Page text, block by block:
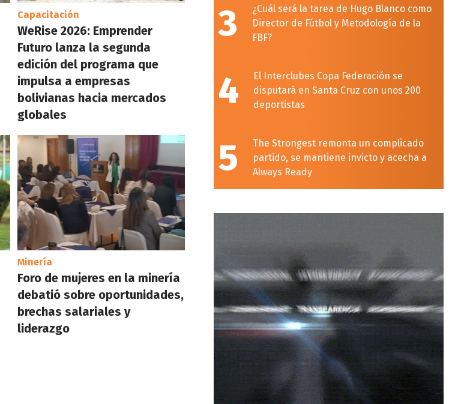
Capacitación
WeRise 2026: Emprender
Futuro lanza la segunda
edición del programa que
impulsa a empresas
bolivianas hacia mercados
globales
Minería
Foro de mujeres en la minería
debatió sobre oportunidades,
brechas salariales y
liderazgo
3
¿Cuál será la tarea de Hugo Blanco como
Director de Fútbol y Metodología de la
FBF?
4
El Interclubes Copa Federación se
disputará en Santa Cruz con unos 200
deportistas
5
The Strongest remonta un complicado
partido, se mantiene invicto y acecha a
Always Ready